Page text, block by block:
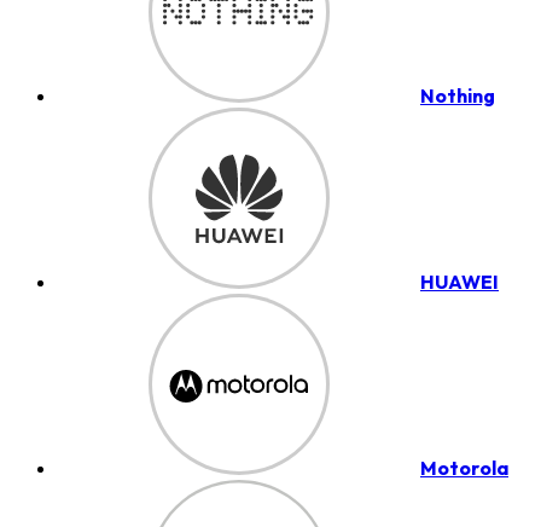
Nothing
HUAWEI
Motorola